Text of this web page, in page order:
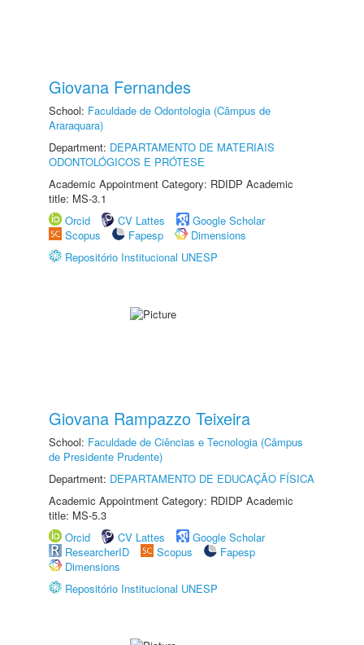
Giovana Fernandes
School: Faculdade de Odontologia (Câmpus de
Araraquara)
Department: DEPARTAMENTO DE MATERIAIS
ODONTOLÓGICOS E PRÓTESE
Academic Appointment Category: RDIDP Academic
title: MS-3.1
Orcid
CV Lattes
Google Scholar
Scopus
Fapesp
Dimensions
Repositório Institucional UNESP
Giovana Rampazzo Teixeira
School: Faculdade de Ciências e Tecnologia (Câmpus
de Presidente Prudente)
Department: DEPARTAMENTO DE EDUCAÇÃO FÍSICA
Academic Appointment Category: RDIDP Academic
title: MS-5.3
Orcid
CV Lattes
Google Scholar
ResearcherID
Scopus
Fapesp
Dimensions
Repositório Institucional UNESP